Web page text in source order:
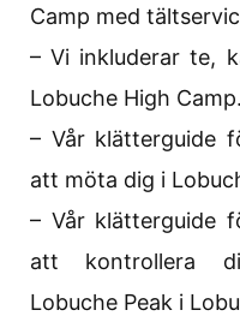
Camp med
– Vi inkluderar te,
Lobuche High Camp.
– Vår klätterguide
att möta dig i
– Vår klätterguide
att kontrollera
Lobuche Peak i